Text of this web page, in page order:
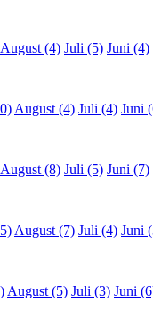
August (4) Juli (5) Juni (4)
August (4) Juli (4) Juni
August (8) Juli (5) Juni (7)
August (7) Juli (4) Juni
August (5) Juli (3) Juni